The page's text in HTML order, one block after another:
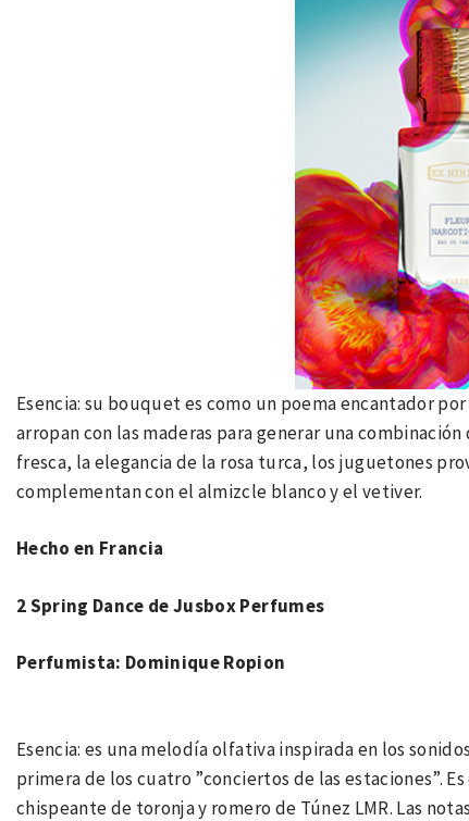
Esencia: su bouquet es como un poema encantador
arropan con las maderas para generar una
fresca, la elegancia de la rosa turca, los juguetones
complementan con el almizcle blanco y el vetiver.
Hecho en Francia
2 Spring Dance de Jusbox Perfumes
Perfumista: Dominique Ropion
Esencia: es una melodía olfativa inspirada en los
primera de los cuatro ”conciertos de las estaciones”.
chispeante de toronja y romero de Túnez LMR. Las